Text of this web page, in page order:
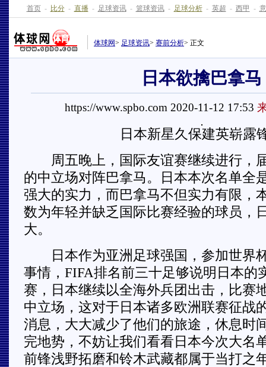
首页 - 比分 - 直播 - 足球资讯 - 篮球资讯 - 足球分析 - 英超 - 西甲 -
体球网> 足球资讯> 赛前分析> 正文
日本欲擒巴拿马
https://www.spbo.com 2020-11-12 17:53
日本新星久保建英崭露
周五晚上，国际友谊赛继续进行，
的中立场对阵巴拿马。日本本次名单全
强大的实力，而巴拿马不但实力有限，
数为年轻并缺乏国际比赛经验的球员，
大。
日本作为亚洲足球强国，参加世界
事情，FIFA排名前三十足够说明日本的
赛，日本继续以全海外兵团出击，比赛
中立场，这对于日本诸多欧洲联赛征战
消息，大大减少了他们的旅途，休息时
完地势，不妨让我们看看日本今次大名
前锋浅野拓磨和铃木武藏都属于当打之